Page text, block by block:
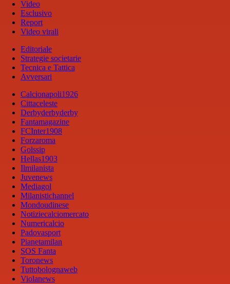
Video
Esclusivo
Report
Video virali
Editoriale
Strategie societarie
Tecnica e Tattica
Avversari
Calcionapoli1926
Cittaceleste
Derbyderbyderby
Fantamagazine
FCInter1908
Forzaroma
Golssip
Hellas1903
Ilmilanista
Juvenews
Mediagol
Milanistichannel
Mondoudinese
Notiziecalciomercato
Numericalcio
Padovasport
Pianetamilan
SOS Fanta
Toronews
Tuttobolognaweb
Violanews